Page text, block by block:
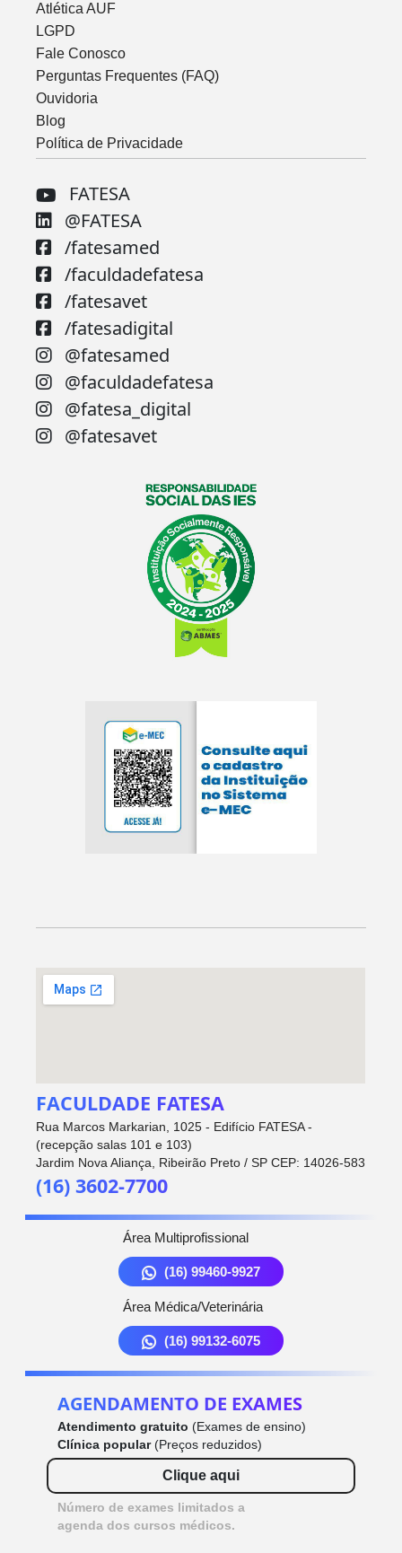
Atlética AUF
LGPD
Fale Conosco
Perguntas Frequentes (FAQ)
Ouvidoria
Blog
Política de Privacidade
FATESA
@FATESA
/fatesamed
/faculdadefatesa
/fatesavet
/fatesadigital
@fatesamed
@faculdadefatesa
@fatesa_digital
@fatesavet
FACULDADE FATESA
Rua Marcos Markarian, 1025 - Edifício FATESA -
(recepção salas 101 e 103)
Jardim Nova Aliança, Ribeirão Preto / SP CEP: 14026-583
(16) 3602-7700
Área Multiprofissional
(16) 99460-9927
Área Médica/Veterinária
(16) 99132-6075
AGENDAMENTO DE EXAMES
Atendimento gratuito (Exames de ensino)
Clínica popular(Preços reduzidos)
Clique aqui
Número de exames limitados a
agenda dos cursos médicos.